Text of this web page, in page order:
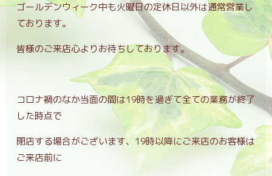
ゴールデンウィーク中も火曜日の定休日以外は通常営業し
ております。
皆様のご来店心よりお待ちしております。
コロナ禍のなか当面の間は19時を過ぎて全ての業務が終了
した時点で
閉店する場合がございます、19時以降にご来店のお客様は
ご来店前に